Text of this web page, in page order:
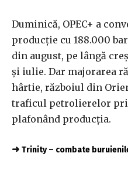
Duminică, OPEC+ a
producţie cu 188.000
din august, pe lângă
şi iulie. Dar majorarea
hârtie, războiul din
traficul petrolierelor
plafonând producţia.
➜ Trinity – combate